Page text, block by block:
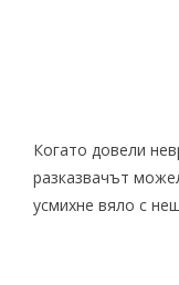
Когато довели
разказвачът
усмихне вяло с